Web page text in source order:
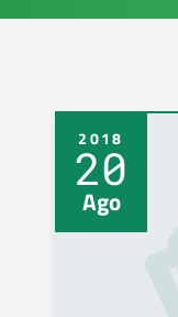
2018
20
Ago